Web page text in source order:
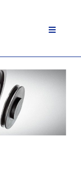
Toggle